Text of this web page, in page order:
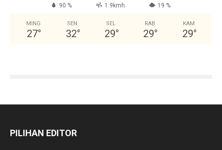
90 % 1.9kmh 19 %
MING
27°
SEN
32°
SEL
29°
RAB
29°
KAM
29°
PILIHAN EDITOR